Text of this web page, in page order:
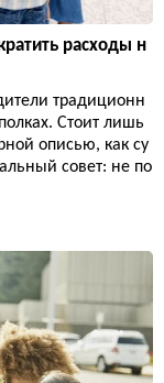
расходы н
традиционн
Стоит лишь
описью, как су
совет: не по